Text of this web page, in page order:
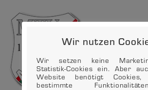
Wir nutzen
Wir setzen keine
Statistik-Cookies ein. Aber
Website benötigt
bestimmte